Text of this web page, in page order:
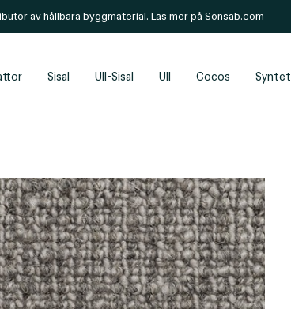
av hållbara byggmaterial. Läs mer på Sonsab.com
Sisal Ull-Sisal Ull Cocos Syntet